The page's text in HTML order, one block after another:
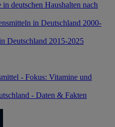
deutschen Haushalten nach
in Deutschland 2000-
Deutschland 2015-2025
- Fokus: Vitamine und
- Daten & Fakten